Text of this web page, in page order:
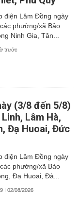
điện Lâm Đồng ngày
phường/xã Bảo
Ninh Gia, Tân...
trước
(3/8 đến 5/8)
Lâm Hà,
Đạ Huoai, Đức
điện Lâm Đồng ngày
phường/xã Bảo
Đạ Huoai, Đà...
| 02/08/2026